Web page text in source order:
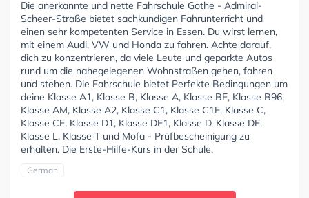
Die anerkannte und nette Fahrschule Gothe - Admiral-
Scheer-Straße bietet sachkundigen Fahrunterricht und
einen sehr kompetenten Service in Essen. Du wirst lernen,
mit einem Audi, VW und Honda zu fahren. Achte darauf,
dich zu konzentrieren, da viele Leute und geparkte Autos
rund um die nahegelegenen Wohnstraßen gehen, fahren
und stehen. Die Fahrschule bietet Perfekte Bedingungen um
deine Klasse A1, Klasse B, Klasse A, Klasse BE, Klasse B96,
Klasse AM, Klasse A2, Klasse C1, Klasse C1E, Klasse C,
Klasse CE, Klasse D1, Klasse DE1, Klasse D, Klasse DE,
Klasse L, Klasse T und Mofa - Prüfbescheinigung zu
erhalten. Die Erste-Hilfe-Kurs in der Schule.
German